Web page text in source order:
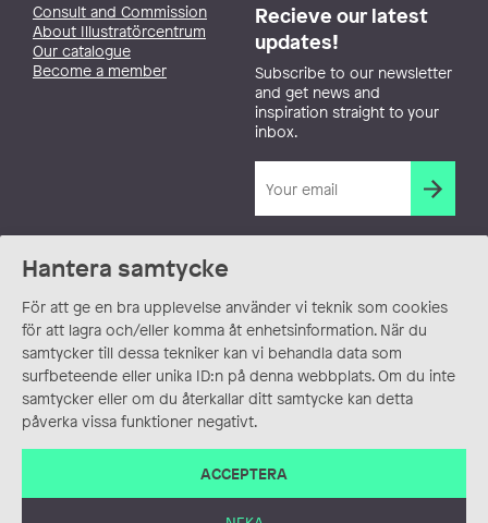
Hantera samtycke
För att ge en bra upplevelse använder vi teknik som cookies
för att lagra och/eller komma åt enhetsinformation. När du
samtycker till dessa tekniker kan vi behandla data som
surfbeteende eller unika ID:n på denna webbplats. Om du inte
samtycker eller om du återkallar ditt samtycke kan detta
påverka vissa funktioner negativt.
ACCEPTERA
Consult and Commission
About Illustratörcentrum
Our catalogue
Become a member
Recieve our latest
updates!
Subscribe to our newsletter
and get news and
inspiration straight to your
inbox.